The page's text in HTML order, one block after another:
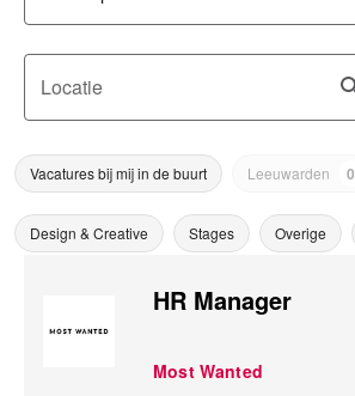
Locatie
Vacatures bij mij in de buurt Leeuwarden 0
Design & Creative Stages Overige
HR Manager
Most Wanted